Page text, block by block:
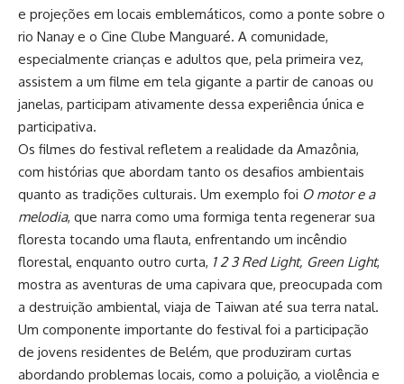
e projeções em locais emblemáticos, como a ponte sobre o
rio Nanay e o Cine Clube Manguaré. A comunidade,
especialmente crianças e adultos que, pela primeira vez,
assistem a um filme em tela gigante a partir de canoas ou
janelas, participam ativamente dessa experiência única e
participativa.
Os filmes do festival refletem a realidade da Amazônia,
com histórias que abordam tanto os desafios ambientais
quanto as tradições culturais. Um exemplo foi O motor e a
melodia, que narra como uma formiga tenta regenerar sua
floresta tocando uma flauta, enfrentando um incêndio
florestal, enquanto outro curta, 1 2 3 Red Light, Green Light,
mostra as aventuras de uma capivara que, preocupada com
a destruição ambiental, viaja de Taiwan até sua terra natal.
Um componente importante do festival foi a participação
de jovens residentes de Belém, que produziram curtas
abordando problemas locais, como a poluição, a violência e